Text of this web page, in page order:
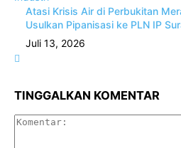
Atasi Krisis Air di Perbukitan
Usulkan Pipanisasi ke PLN IP
Juli 13, 2026
TINGGALKAN KOMENTAR